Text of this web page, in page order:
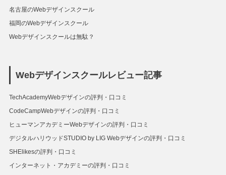
名古屋のWebデザインスクール
福岡のWebデザインスクール
Webデザインスクールは無駄？
Webデザインスクールレビュー記事
TechAcademyWebデザインの評判・口コミ
CodeCampWebデザインの評判・口コミ
ヒューマンアカデミーWebデザインの評判・口コミ
デジタルハリウッドSTUDIO by LIG Webデザインの評判・口コミ
SHElikesの評判・口コミ
インターネット・アカデミーの評判・口コミ